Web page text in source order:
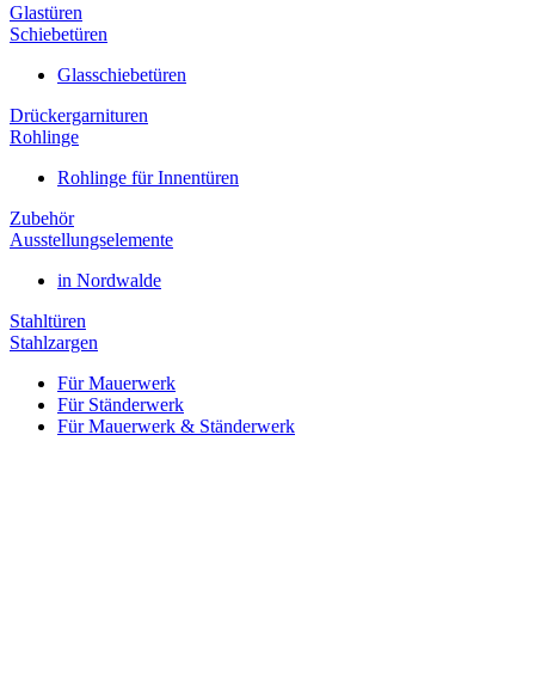
Glastüren
Schiebetüren
Glasschiebetüren
Drückergarnituren
Rohlinge
Rohlinge für Innentüren
Zubehör
Ausstellungselemente
in Nordwalde
Stahltüren
Stahlzargen
Für Mauerwerk
Für Ständerwerk
Für Mauerwerk & Ständerwerk